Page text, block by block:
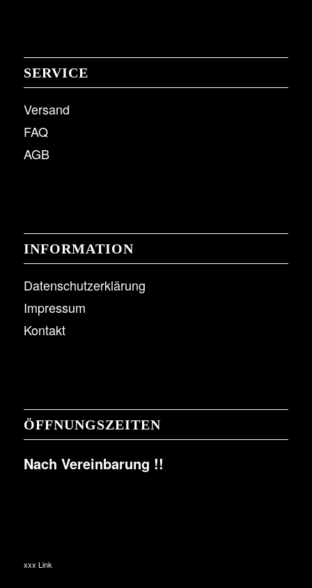
SERVICE
Versand
FAQ
AGB
INFORMATION
Datenschutzerklärung
Impressum
Kontakt
ÖFFNUNGSZEITEN
Nach Vereinbarung !!
xxx Link